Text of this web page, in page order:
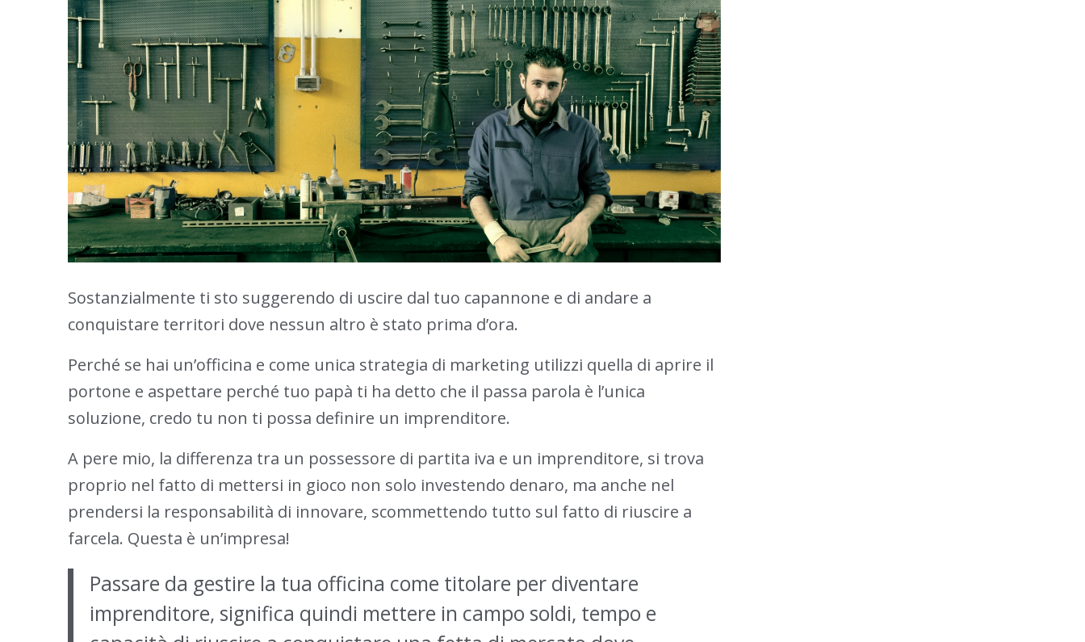
Sostanzialmente ti sto suggerendo di uscire dal tuo capannone e di andare a
conquistare territori dove nessun altro è stato prima d’ora.
Perché se hai un’officina e come unica strategia di marketing utilizzi quella di aprire il
portone e aspettare perché tuo papà ti ha detto che il passa parola è l’unica
soluzione, credo tu non ti possa definire un imprenditore.
A pere mio, la differenza tra un possessore di partita iva e un imprenditore, si trova
proprio nel fatto di mettersi in gioco non solo investendo denaro, ma anche nel
prendersi la responsabilità di innovare, scommettendo tutto sul fatto di riuscire a
farcela. Questa è un’impresa!
Passare da gestire la tua officina come titolare per diventare
imprenditore, significa quindi mettere in campo soldi, tempo e